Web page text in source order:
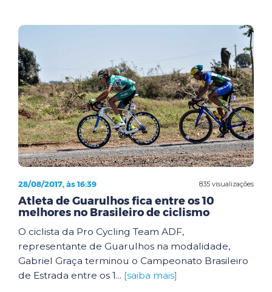
835 visualizações
28/08/2017, às 16:39
Atleta de Guarulhos fica entre os 10
melhores no Brasileiro de ciclismo
O ciclista da Pro Cycling Team ADF,
representante de Guarulhos na modalidade,
Gabriel Graça terminou o Campeonato Brasileiro
de Estrada entre os 1... [saiba mais]